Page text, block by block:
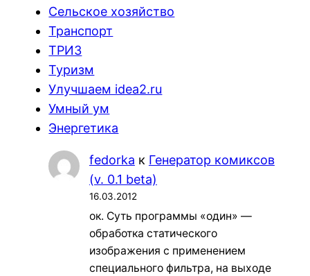
Сельское хозяйство
Транспорт
ТРИЗ
Туризм
Улучшаем idea2.ru
Умный ум
Энергетика
fedorka к Генератор комиксов
(v. 0.1 beta)
16.03.2012
ок. Суть программы «один» —
обработка статического
изображения с применением
специального фильтра, на выходе